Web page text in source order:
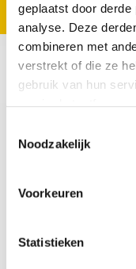
geplaatst door
analyse. Deze
combineren met
verstrekt of die ze
gebruik van hun
Noodzakelijk
Voorkeuren
Statistieken
Alle informatie